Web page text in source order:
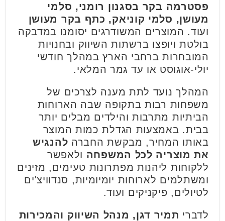
פסטרמה בקר בסגנון רומני, סלמי
מעושן, סלמי קוניאק, כתף בקר מעושן
ועוד. המוצרים המשודרגים יסומנו במדבקה
בולטת ויופצו ברשתות השיווק ובחנויות
המובחרות ברחבי הארץ במהלך חודשי
יולי-אוגוסט או עד גמר המלאי.
המהלך נועד לתת מענה לצרכים של
משפחות רבות בתקופה שבה הארוחות
הביתיות מתרבות והילדים מבלים יותר
בבית. באמצעות הגדלת כמות המוצר
באותו המחיר, מבקשת החברה להנגיש
את מוצריה לכל המשפחה ולאפשר
ללקוחות ליהנות מפתרונות טעימים, מזינים
ומשתלמים לארוחות יומיומיות, סנדוויצ'ים
לטיולים, פיקניקים ועוד.
לדברי תמיר דגן, מנהל השיווק והמכירות